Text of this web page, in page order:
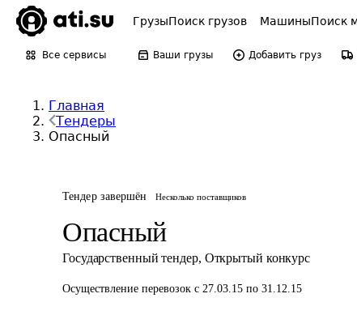
ГрузыПоиск грузов МашиныПоиск
Все сервисы Ваши грузы Добавить груз
Главная
Тендеры
Опасный
Тендер завершён Несколько поставщиков
Опасный
Государственный тендер, Открытый конкурс
Осуществление перевозок с 27.03.15 по 31.12.15